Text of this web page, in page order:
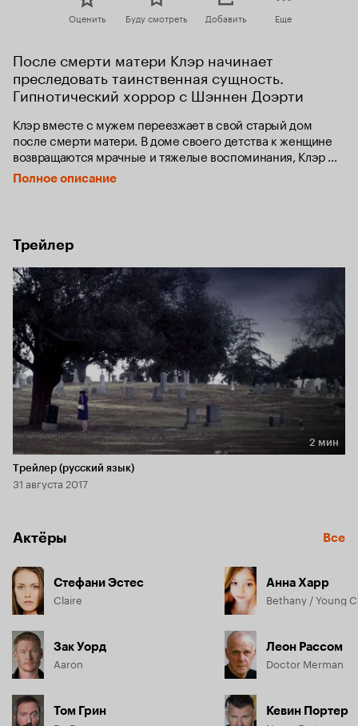
Оценить Буду смотреть Добавить Еще
После смерти матери Клэр начинает
преследовать таинственная сущность.
Гипнотический хоррор с Шэннен Доэрти
Клэр вместе с мужем переезжает в свой старый дом
после смерти матери. В доме своего детства к женщине
возвращаются мрачные и тяжелые воспоминания, Клэр
оказывается в тумане своего прошлого, в котором
блуждает что-то совершенно непонятное и загадочное. И
Полное описание
Трейлер
Длительность 2 мин
2 мин
Трейлер (русский язык)
31 августа 2017
Актёры Все
Стефани Эстес
Claire
Зак Уорд
Aaron
Том Грин
Анна Харр
Bethany / Young
Леон Рассом
Doctor Merman
Кевин Портер